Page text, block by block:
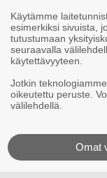
tuo
globaalin
Käytämme
esimerkiksi sivuista,
tutustumaan
seuraavalla
käytettävyyteen.
Jotkin
oikeutettu peruste.
välilehdellä.
Omat